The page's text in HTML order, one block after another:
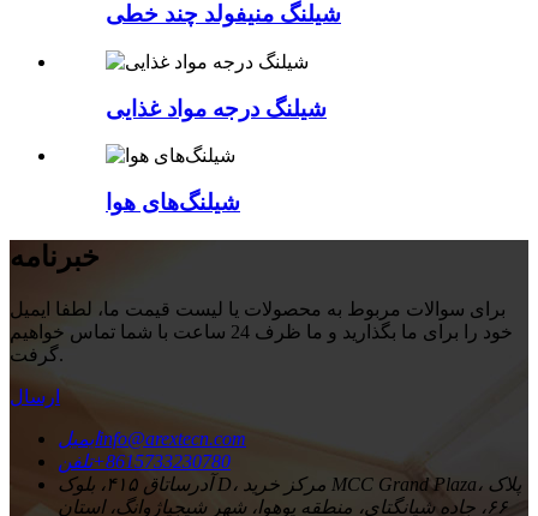
شیلنگ منیفولد چند خطی
شیلنگ درجه مواد غذایی
شیلنگ‌های هوا
خبرنامه
برای سوالات مربوط به محصولات یا لیست قیمت ما، لطفا ایمیل
خود را برای ما بگذارید و ما ظرف 24 ساعت با شما تماس خواهیم
گرفت.
ارسال
ایمیلinfo@arextecn.com
تلفن‎+8615733230780‎
آدرس
اتاق ۴۱۵، بلوک D، مرکز خرید MCC Grand Plaza، پلاک
۶۶، جاده شیانگتای، منطقه یوهوا، شهر شیجیاژوانگ، استان